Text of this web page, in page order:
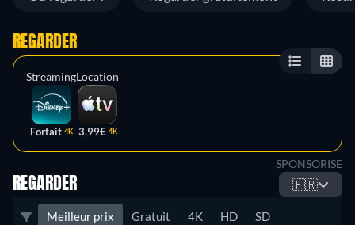
REGARDER
Streaming
Forfait 4K
Location
3,99€ 4K
SPONSORISE
REGARDER 🇫🇷
Meilleur prix Gratuit 4K HD SD